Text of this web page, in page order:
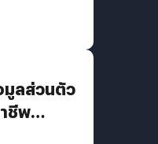
มูลส่วนตัว
ชีพ